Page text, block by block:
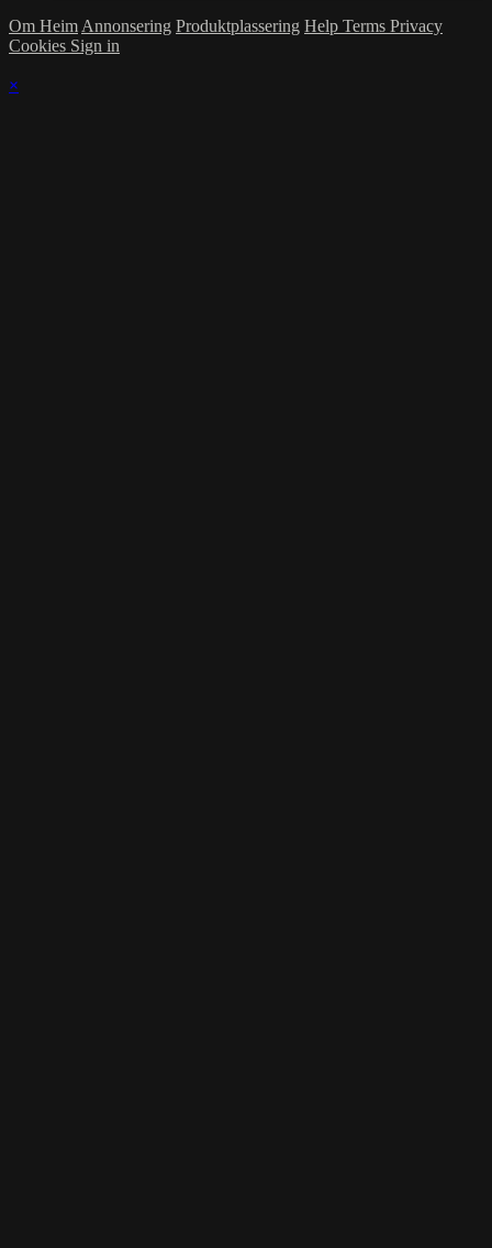
Om Heim Annonsering Produktplassering Help Terms Privacy
Cookies Sign in
×